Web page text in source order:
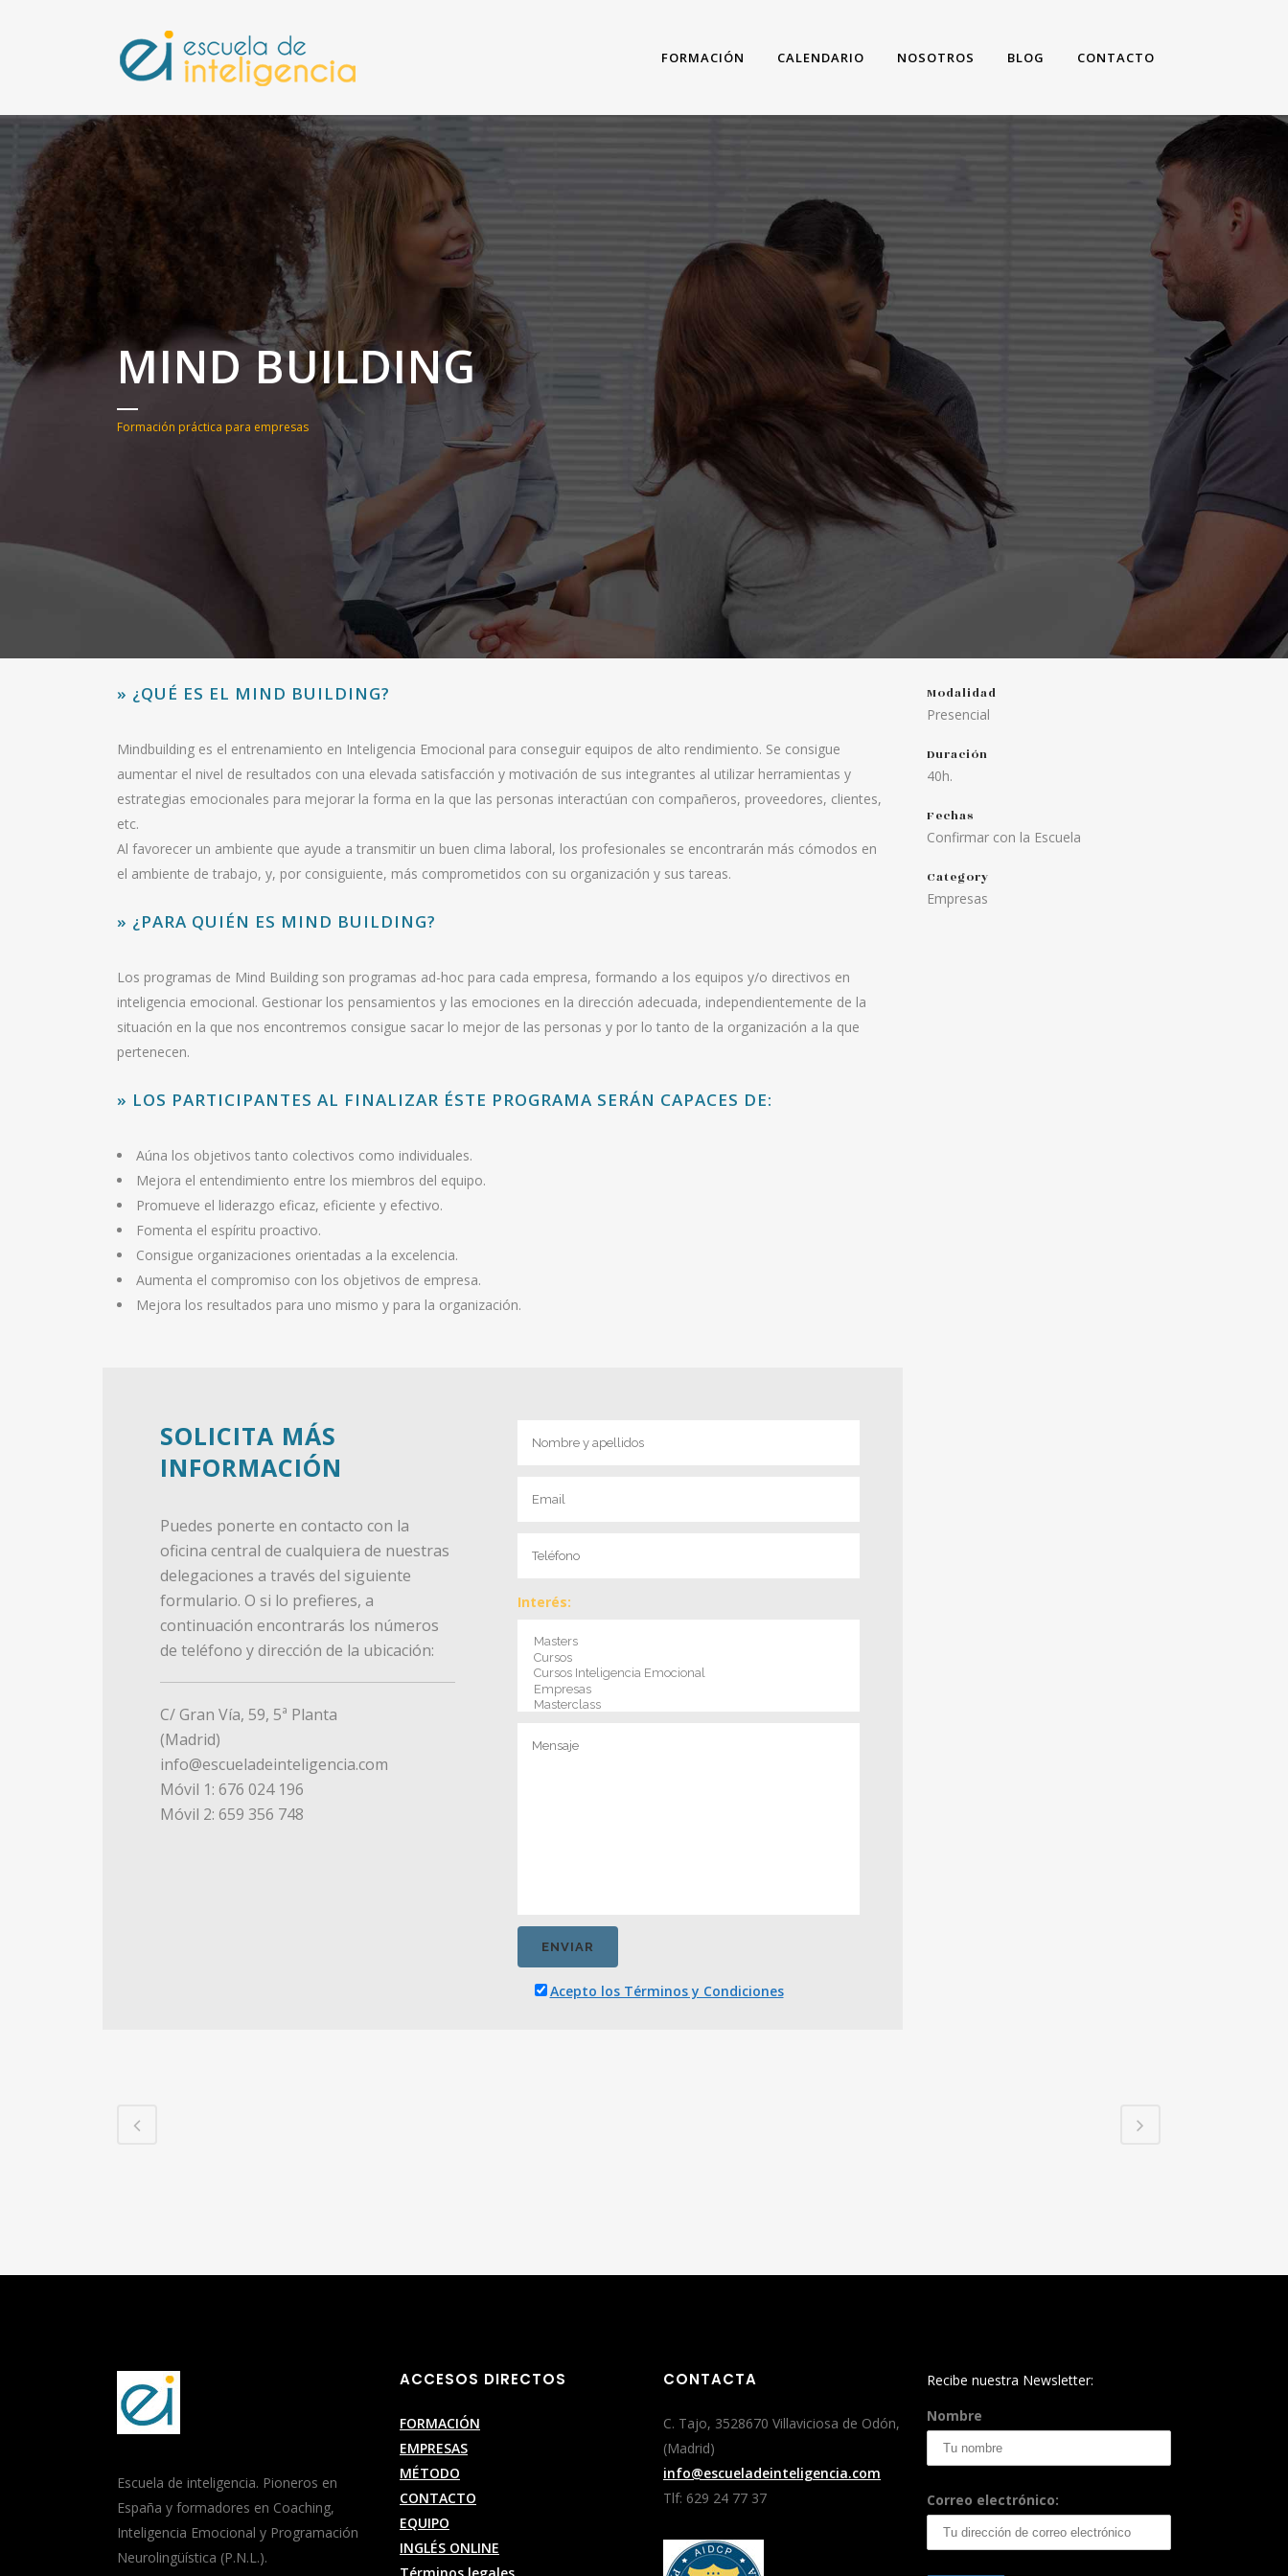
FORMACIÓN CALENDARIO NOSOTROS BLOG CONTACTO
MIND BUILDING
Formación práctica para empresas
» ¿QUÉ ES EL MIND BUILDING?
Mindbuilding es el entrenamiento en Inteligencia Emocional para conseguir equipos de alto rendimiento. Se consigue
aumentar el nivel de resultados con una elevada satisfacción y motivación de sus integrantes al utilizar herramientas y
estrategias emocionales para mejorar la forma en la que las personas interactúan con compañeros, proveedores, clientes,
etc.
Al favorecer un ambiente que ayude a transmitir un buen clima laboral, los profesionales se encontrarán más cómodos en
el ambiente de trabajo, y, por consiguiente, más comprometidos con su organización y sus tareas.
» ¿PARA QUIÉN ES MIND BUILDING?
Los programas de Mind Building son programas ad-hoc para cada empresa, formando a los equipos y/o directivos en
inteligencia emocional. Gestionar los pensamientos y las emociones en la dirección adecuada, independientemente de la
situación en la que nos encontremos consigue sacar lo mejor de las personas y por lo tanto de la organización a la que
pertenecen.
» LOS PARTICIPANTES AL FINALIZAR ÉSTE PROGRAMA SERÁN CAPACES DE:
Aúna los objetivos tanto colectivos como individuales.
Mejora el entendimiento entre los miembros del equipo.
Promueve el liderazgo eficaz, eficiente y efectivo.
Fomenta el espíritu proactivo.
Consigue organizaciones orientadas a la excelencia.
Aumenta el compromiso con los objetivos de empresa.
Mejora los resultados para uno mismo y para la organización.
SOLICITA MÁS
INFORMACIÓN
Puedes ponerte en contacto con la
oficina central de cualquiera de nuestras
delegaciones a través del siguiente
formulario. O si lo prefieres, a
continuación encontrarás los números
de teléfono y dirección de la ubicación:
C/ Gran Vía, 59, 5ª Planta
(Madrid)
info@escueladeinteligencia.com
Móvil 1: 676 024 196
Móvil 2: 659 356 748
Interés:
Acepto los Términos y Condiciones
Modalidad
Presencial
Duración
40h.
Fechas
Confirmar con la Escuela
Category
Empresas
Escuela de inteligencia. Pioneros en
España y formadores en Coaching,
Inteligencia Emocional y Programación
Neurolingüística (P.N.L.).
ACCESOS DIRECTOS
FORMACIÓN
EMPRESAS
MÉTODO
CONTACTO
EQUIPO
INGLÉS ONLINE
CONTACTA
C. Tajo, 3528670 Villaviciosa de Odón,
(Madrid)
info@escueladeinteligencia.com
Tlf: 629 24 77 37
Recibe nuestra Newsletter:
Nombre
Correo electrónico: